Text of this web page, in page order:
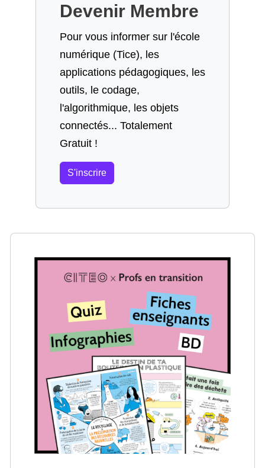
Devenir Membre
Pour vous informer sur l'école
numérique (Tice), les
applications pédagogiques, les
outils, le codage,
l'algorithmique, les objets
connectés... Totalement
Gratuit !
S'inscrire